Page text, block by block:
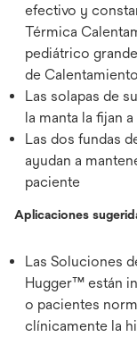
efectivo y
Térmica
pediátrico
de
Las solapas de
la manta la fijan
Las dos fundas
ayudan a
paciente
Aplicaciones
Las Soluciones
Hugger™ están
o pacientes
clínicamente la